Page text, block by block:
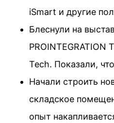
iSmart и другие
Блеснули на
PROINTEGRATION
Tech. Показали,
Начали строить
складское
опыт